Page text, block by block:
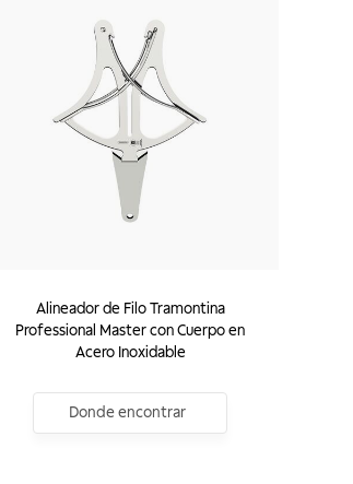
Alineador de Filo Tramontina
Professional Master con Cuerpo en
Acero Inoxidable
Donde encontrar